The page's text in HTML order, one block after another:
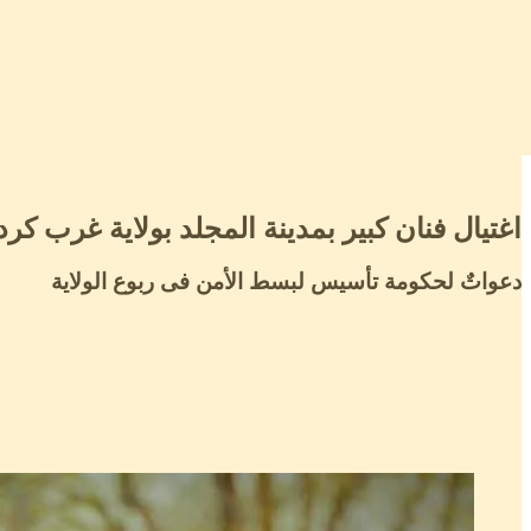
اغتيال فنان كبير بمدينة المجلد بولاية غرب
دعواتٌ لحكومة تأسيس لبسط الأمن فى ربوع الولاية